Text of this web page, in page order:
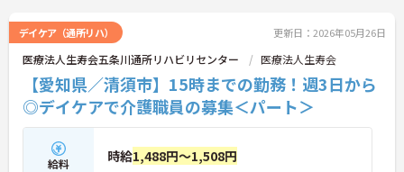
デイケア（通所リハ） 更新日：2026年05月26日
医療法人生寿会五条川通所リハビリセンター 医療法人生寿会
【愛知県／清須市】15時までの勤務！週3日から
◎デイケアで介護職員の募集＜パート＞
給料 時給1,488円～1,508円